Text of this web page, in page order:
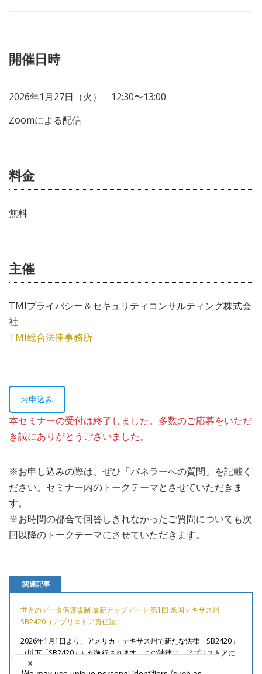
開催日時
2026年1月27日（火） 12:30〜13:00
Zoomによる配信
料金
無料
主催
TMIプライバシー＆セキュリティコンサルティング株式会
社
TMI総合法律事務所
お申込み
本セミナーの受付は終了しました。多数のご応募をいただ
き誠にありがとうございました。
※お申し込みの際は、ぜひ「パネラーへの質問」を記載く
ださい。セミナー内のトークテーマとさせていただきま
す。
※お時間の都合で回答しきれなかったご質問についても次
回以降のトークテーマにさせていただきます。
関連記事
世界のデータ保護規制 最新アップデート 第1回 米国テキサス州
SB2420（アプリストア責任法）
2026年1月1日より、アメリカ・テキサス州で新たな法律「SB2420」
（以下「SB2420」）が施行されます。この法律は、アプリストアに
おける未成年者保護の強化を目的とし